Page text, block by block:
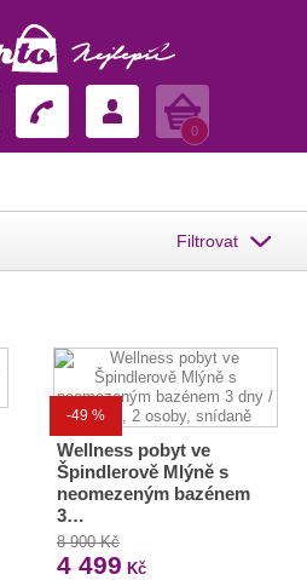
Košík
0
Filtrovat
-49 %
Wellness pobyt ve
Špindlerově Mlýně s
neomezeným bazénem
3…
8 900 Kč
4 499 Kč